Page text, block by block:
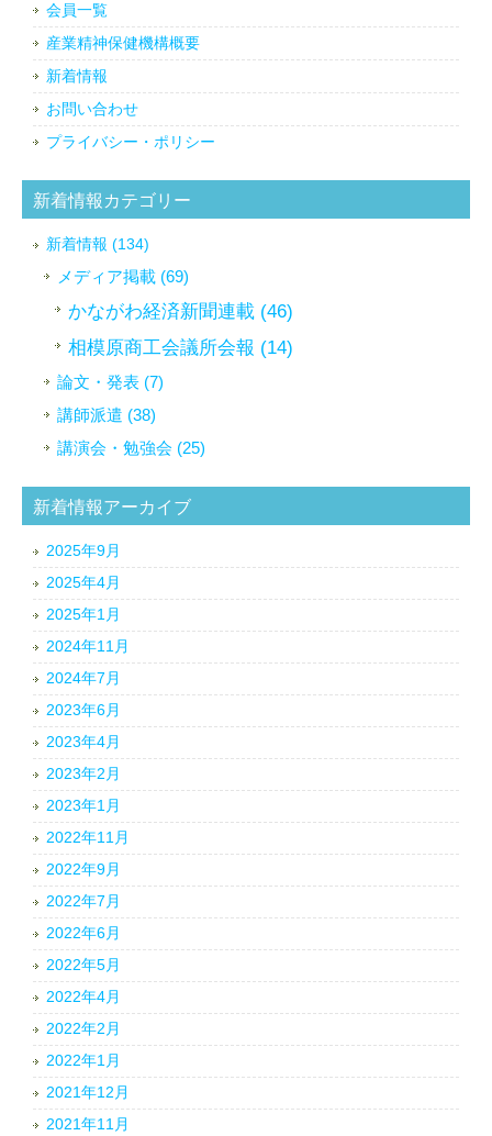
会員一覧
産業精神保健機構概要
新着情報
お問い合わせ
プライバシー・ポリシー
新着情報カテゴリー
新着情報 (134)
メディア掲載 (69)
かながわ経済新聞連載 (46)
相模原商工会議所会報 (14)
論文・発表 (7)
講師派遣 (38)
講演会・勉強会 (25)
新着情報アーカイブ
2025年9月
2025年4月
2025年1月
2024年11月
2024年7月
2023年6月
2023年4月
2023年2月
2023年1月
2022年11月
2022年9月
2022年7月
2022年6月
2022年5月
2022年4月
2022年2月
2022年1月
2021年12月
2021年11月